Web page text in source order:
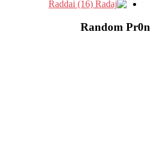
Random Pr0n